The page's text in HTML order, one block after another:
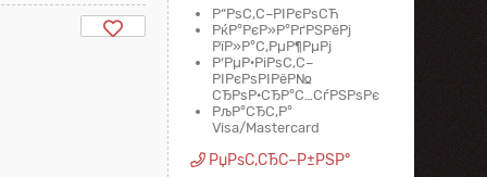
Р“РѕС‚С–РІРєРѕСЋ
РќР°РєР»Р°РґРЅРёРј
РїР»Р°С‚РµР¶РµРј
Р‘РµР·РіРѕС‚С–
РІРєРѕРІРёР№
СЂРѕР·СЂР°С…СѓРЅРѕРє
РљР°СЂС‚Р°
Visa/Mastercard
РџРѕС‚СЂС–Р±РЅР°